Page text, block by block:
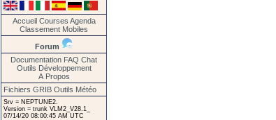
Accueil Courses Agenda
Classement Mobiles
Forum
Documentation FAQ Chat
Outils Développement
A Propos
Fichiers GRIB Outils Météo
Srv = NEPTUNE2.
Version = trunk VLM2_V28.1_
07/14/20 08:00:45 AM UTC